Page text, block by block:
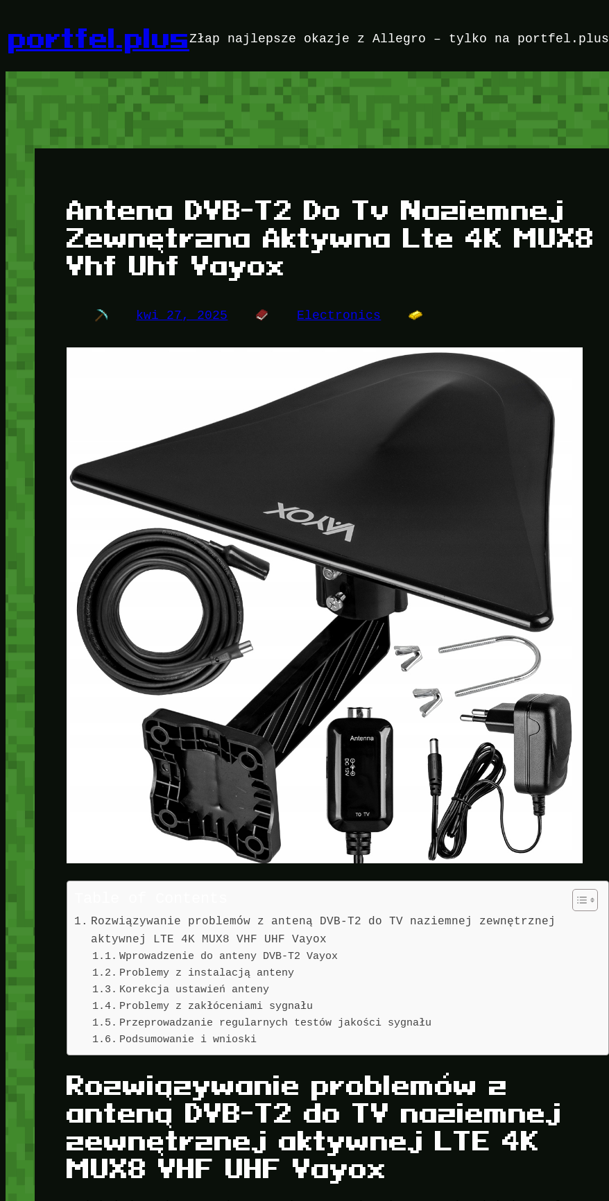
treści
portfel.plusZłap najlepsze okazje z Allegro – tylko na portfel.plus
Antena DVB-T2 Do Tv Naziemnej
Zewnętrzna Aktywna Lte 4K MUX8
Vhf Uhf Vayox
kwi 27, 2025 Electronics
Rozwiązywanie problemów z anteną DVB-T2 do TV naziemnej zewnętrznej
aktywnej LTE 4K MUX8 VHF UHF Vayox
Wprowadzenie do anteny DVB-T2 Vayox
Problemy z instalacją anteny
Korekcja ustawień anteny
Problemy z zakłóceniami sygnału
Przeprowadzanie regularnych testów jakości sygnału
Podsumowanie i wnioski
Rozwiązywanie problemów z
anteną DVB-T2 do TV naziemnej
zewnętrznej aktywnej LTE 4K
MUX8 VHF UHF Vayox